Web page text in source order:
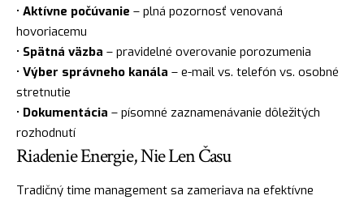
• Aktívne počúvanie – plná pozornosť venovaná
hovoriacemu
• Spätná väzba – pravidelné overovanie porozumenia
• Výber správneho kanála – e-mail vs. telefón vs. osobné
stretnutie
• Dokumentácia – písomné zaznamenávanie dôležitých
rozhodnutí
Riadenie Energie, Nie Len Času
Tradičný time management sa zameriava na efektívne